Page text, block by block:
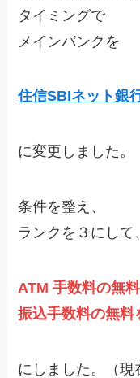
タイミングで
メインバンクを
住信SBIネット銀
に変更しました。
条件を整え、
ランクを３にして
ATM 手数料の無料
振込手数料の無料
にしました。（現